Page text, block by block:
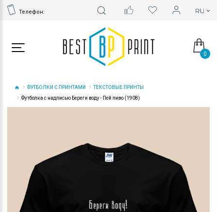
Телефон:
0
ФУТБОЛКИ С ПРИНТАМИ
ТЕКСТОВЫЕ ПРИНТЫ
Футболка с надписью Береги воду - Пей пиво (1908)